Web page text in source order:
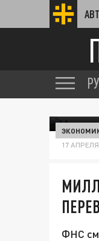
17 АПРЕЛЯ
ФНС